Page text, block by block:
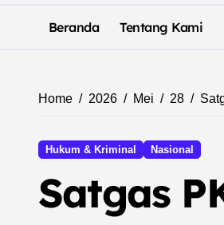
Beranda Tentang Kami
Home 2026 Mei 28
Hukum & Kriminal Nasional
Satgas